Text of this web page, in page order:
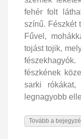
fehér folt
színű. Fészkét
Fűvel,
tojást tojik,
fészkének
sarki
legnagyobb
Tovább a